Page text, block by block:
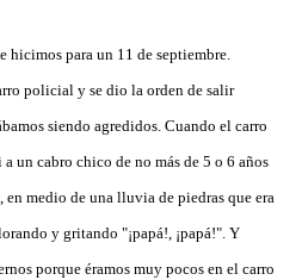
hicimos para un 11 de septiembre.
policial y se dio la orden de salir
siendo agredidos. Cuando el carro
un cabro chico de no más de 5 o 6 años
medio de una lluvia de piedras que era
y gritando "¡papá!, ¡papá!". Y
porque éramos muy pocos en el carro